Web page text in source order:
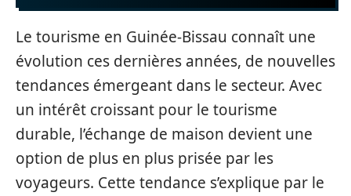
Le tourisme en Guinée-Bissau connaît une
évolution ces dernières années, de nouvelles
tendances émergeant dans le secteur. Avec
un intérêt croissant pour le tourisme
durable, l’échange de maison devient une
option de plus en plus prisée par les
voyageurs. Cette tendance s’explique par le